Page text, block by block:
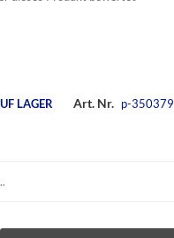
LAGER Art. Nr. p-350379